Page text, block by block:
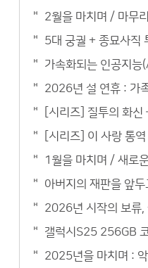
2월을 마치며 / 마무
5대 궁궐 + 종묘사직
가속화되는 인공지능
2026년 설 연휴 : 가
[시리즈] 질투의 화
[시리즈] 이 사랑 통
1월을 마치며 / 새로
아버지의 재판을 앞
2026년 시작의 보류,
갤럭시S25 256GB
2025년을 마치며 :